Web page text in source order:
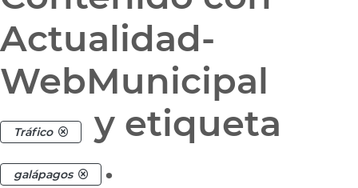
Actualidad-
WebMunicipal
Tráfico y etiqueta
galápagos .